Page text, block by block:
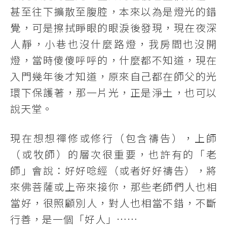
甚至往下擴散至腹腔，本來以為是燈光的錯
覺，可是擦拭睜眼的眼淚後發現，現在夜深
人靜，小巷也沒什麼路燈，我房間也沒開
燈，當時傻傻呼呼的，什麼都不知道，現在
入門幾年後才知道，原來自己都在師父的光
環下保護著，那一片光，正是淨土，也可以
說天堂。
現在想想禪修或修行（包含禱告），上師
（或牧師）的層次很重要，也許有的「老
師」會說：好好唸經（或者好好禱告），將
來佛菩薩或上帝來接你，那些老師們人也相
當好，很照顧別人，對人也相當不錯，不斷
行善，是一個「好人」……